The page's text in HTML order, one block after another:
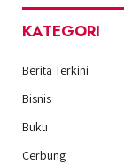
KATEGORI
Berita Terkini
Bisnis
Buku
Cerbung